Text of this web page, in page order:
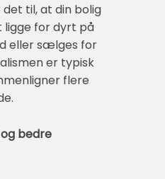
til, at din bolig
ligge for dyrt på
eller sælges for
er typisk
flere
bedre